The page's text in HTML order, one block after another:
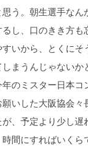
う。朝生選手なん
し、口のきき方
いから、とくに
まうんじゃないか
のミスター日本
いした大阪協会
、予定より少し
間にすればいく